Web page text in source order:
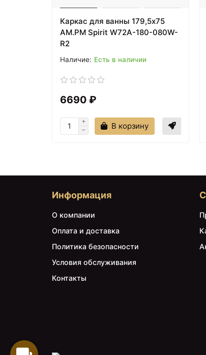
Каркас для ванны 179,5х75
AM.PM Spirit W72A-180-080W-
R2
Есть в наличии
6690 ₽
В корзину
Информация
О компании
Оплата и доставка
Политика безопасности
Условия обслуживания
Контакты